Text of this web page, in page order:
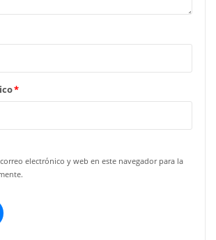
*
electrónico y web en este navegador para la